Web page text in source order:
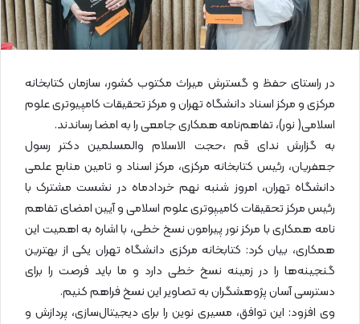
در راستای حفظ و گسترش میراث مکتوب کشور، سازمان کتابخانه
مرکزی و مرکز اسناد دانشگاه تهران و مرکز تحقیقات کامپیوتری علوم
اسلامی( نور)، تفاهم‌نامه همکاری جامعی را به امضا رساندند.
به گزارش ندای قم ،حجت الاسلام والمسلمین دکتر رسول
جعفریان، رئیس کتابخانه مرکزی، مرکز اسناد و تامین منابع علمی
دانشگاه تهران، امروز شنبه نهم خردادماه در نشست مشترک با
رئیس مرکز تحقیقات کامیپوتری علوم اسلامی و آیین امضای تفاهم
نامه همکاری با مرکز نور پیرامون نسخ خطی، با اشاره به اهمیت این
همکاری، بیان کرد: کتابخانه مرکزی دانشگاه تهران یکی از بهترین
گنجینه‌ها را در زمینه نسخ خطی دارد و ما باید فرصت را برای
دسترسی آسان پژوهشگران به تصاویر این نسخ فراهم کنیم.
وی افزود: این توافق، مسیری نوین را برای دیجیتال‌سازی، پردازش و